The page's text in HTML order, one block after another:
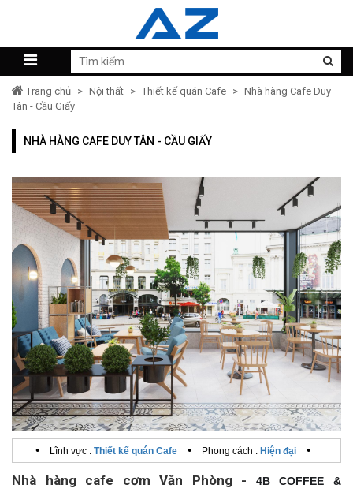
Trang chủ > Nội thất > Thiết kế quán Cafe > Nhà hàng Cafe Duy
Tân - Cầu Giấy
NHÀ HÀNG CAFE DUY TÂN - CẦU GIẤY
• Lĩnh vực : Thiết kế quán Cafe • Phong cách : Hiện đại •
Nhà hàng cafe cơm Văn Phòng -
4B COFFEE &